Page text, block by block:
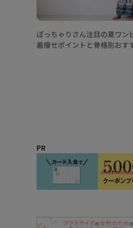
ぽっちゃりさん注目の夏ワン
着痩せポイントと骨格別おす
PR